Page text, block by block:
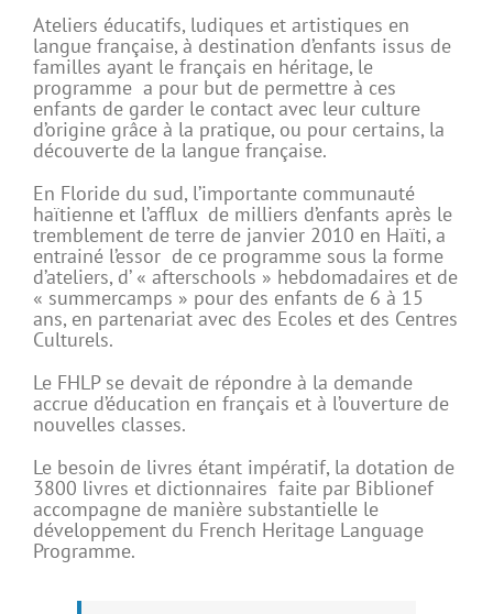
Ateliers éducatifs, ludiques et artistiques en
langue française, à destination d’enfants issus de
familles ayant le français en héritage, le
programme a pour but de permettre à ces
enfants de garder le contact avec leur culture
d’origine grâce à la pratique, ou pour certains, la
découverte de la langue française.
En Floride du sud, l’importante communauté
haïtienne et l’afflux de milliers d’enfants après le
tremblement de terre de janvier 2010 en Haïti, a
entrainé l’essor de ce programme sous la forme
d’ateliers, d’ « afterschools » hebdomadaires et de
« summercamps » pour des enfants de 6 à 15
ans, en partenariat avec des Ecoles et des Centres
Culturels.
Le FHLP se devait de répondre à la demande
accrue d’éducation en français et à l’ouverture de
nouvelles classes.
Le besoin de livres étant impératif, la dotation de
3800 livres et dictionnaires faite par Biblionef
accompagne de manière substantielle le
développement du French Heritage Language
Programme.